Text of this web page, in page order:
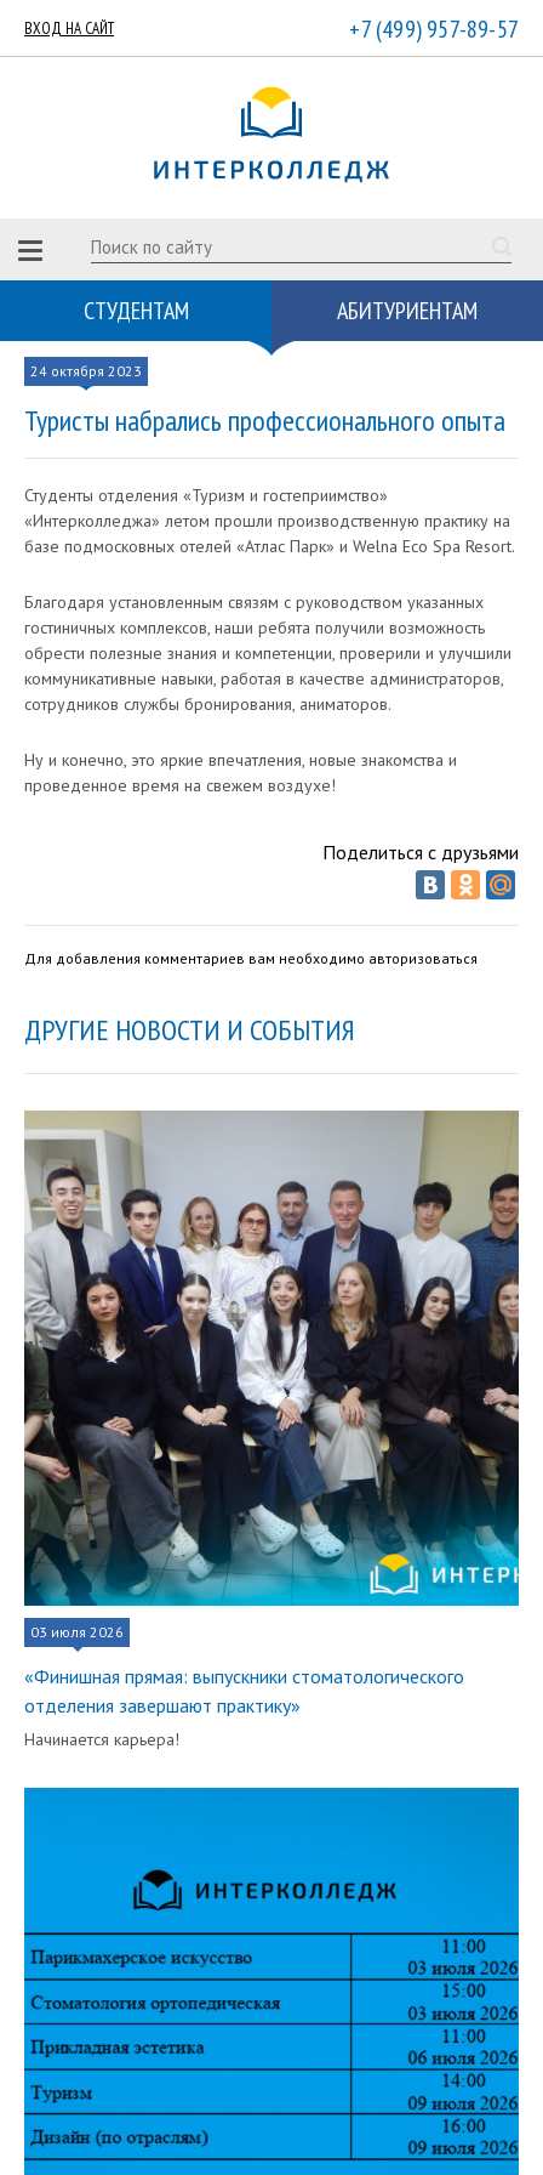
ВХОД НА САЙТ +7 (499) 957-89-57
СТУДЕНТАМ АБИТУРИЕНТАМ
24 октября 2023
Туристы набрались профессионального опыта
Студенты отделения «Туризм и гостеприимство»
«Интерколледжа» летом прошли производственную практику на
базе подмосковных отелей «Атлас Парк» и Welna Eco Spa Resort.
Благодаря установленным связям с руководством указанных
гостиничных комплексов, наши ребята получили возможность
обрести полезные знания и компетенции, проверили и улучшили
коммуникативные навыки, работая в качестве администраторов,
сотрудников службы бронирования, аниматоров.
Ну и конечно, это яркие впечатления, новые знакомства и
проведенное время на свежем воздухе!
Поделиться с друзьями
Для добавления комментариев вам необходимо авторизоваться
ДРУГИЕ НОВОСТИ И СОБЫТИЯ
03 июля 2026
«Финишная прямая: выпускники стоматологического
отделения завершают практику»
Начинается карьера!